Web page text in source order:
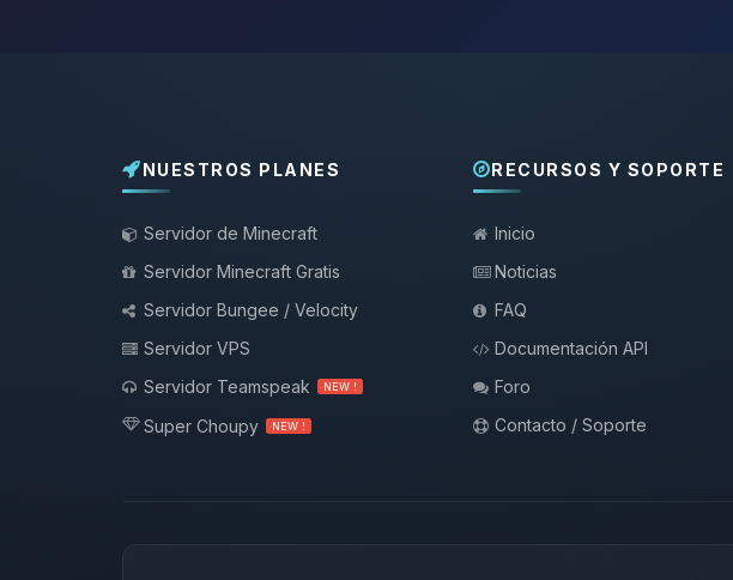
NUESTROS PLANES
Servidor de Minecraft
Servidor Minecraft Gratis
Servidor Bungee / Velocity
Servidor VPS
Servidor Teamspeak
NEW !
Super Choupy NEW !
RECURSOS Y SOPORTE
Inicio
Noticias
FAQ
Documentación API
Foro
Contacto / Soporte